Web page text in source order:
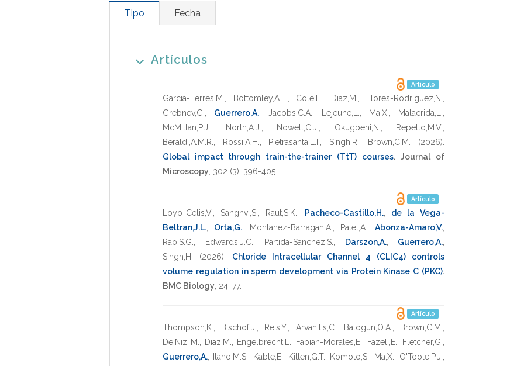
Tipo Fecha
Artículos
Artículo
Garcia-Ferres,M. Bottomley,A.L. Cole,L. Diaz,M. Flores-Rodriguez,N.
Grebnev,G.
Guerrero,A. Jacobs,C.A. Lejeune,L. Ma,X. Malacrida,L.
McMillan,P.J.
North,A.J. Nowell,C.J. Okugbeni,N. Repetto,M.V.
Beraldi,A.M.R.
Rossi,A.H. Pietrasanta,L.I. Singh,R. Brown,C.M. (2026)
Global impact through train-the-trainer (TtT) courses.
Journal of
Microscopy 302 (3), 396-405
Artículo
Loyo-Celis,V. Sanghvi,S. Raut,S.K. Pacheco-Castillo,H.
de la Vega-
Beltran,J.L.
Orta,G. Montanez-Barragan,A. Patel,A. Abonza-Amaro,V.
Rao,S.G.
Edwards,J.C. Partida-Sanchez,S. Darszon,A., Guerrero,A.
Singh,H.
(2026)
Chloride Intracellular Channel 4 (CLIC4) controls
volume regulation in sperm development via Protein Kinase C (PKC).
BMC Biology 24 77.
Artículo
Thompson,K. Bischof,J. Reis,Y. Arvanitis,C. Balogun,O.A. Brown,C.M.
De,Niz M.
Diaz,M. Engelbrecht,L. Fabian-Morales,E. Fazeli,E. Fletcher,G.
Guerrero,A.
Itano,M.S. Kable,E. Kitten,G.T. Komoto,S. Ma,X. O'Toole,P.J.